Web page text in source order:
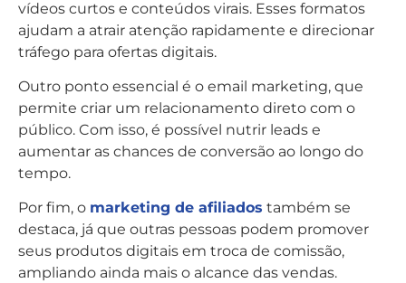
vídeos curtos e conteúdos virais. Esses formatos
ajudam a atrair atenção rapidamente e direcionar
tráfego para ofertas digitais.
Outro ponto essencial é o email marketing, que
permite criar um relacionamento direto com o
público. Com isso, é possível nutrir leads e
aumentar as chances de conversão ao longo do
tempo.
Por fim, o marketing de afiliados também se
destaca, já que outras pessoas podem promover
seus produtos digitais em troca de comissão,
ampliando ainda mais o alcance das vendas.